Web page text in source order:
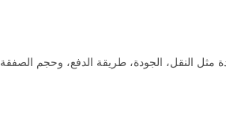
النقل، الجودة، طريقة الدفع، وحجم الصفقة.